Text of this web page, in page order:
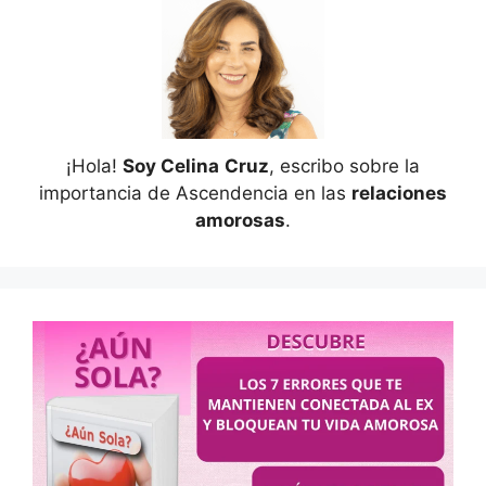
¡Hola! Soy Celina Cruz, escribo sobre la
importancia de Ascendencia en las relaciones
amorosas.